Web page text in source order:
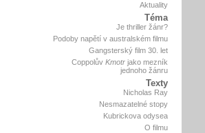
Aktuality
Téma
Je thriller žánr?
Podoby napětí v australském filmu
Gangsterský film 30. let
Coppolův Kmotr jako mezník
jednoho žánru
Texty
Nicholas Ray
Nesmazatelné stopy
Kubrickova odysea
O filmu